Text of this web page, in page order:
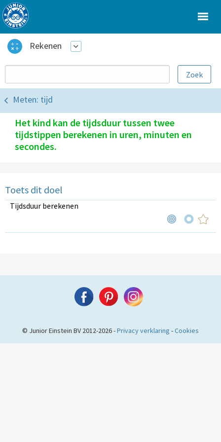
Rekenen
Meten: tijd
Het kind kan de tijdsduur tussen twee
tijdstippen berekenen in uren, minuten en
secondes.
Toets dit doel
Tijdsduur berekenen
© Junior Einstein BV 2012-2026 -Privacy verklaring -Cookies